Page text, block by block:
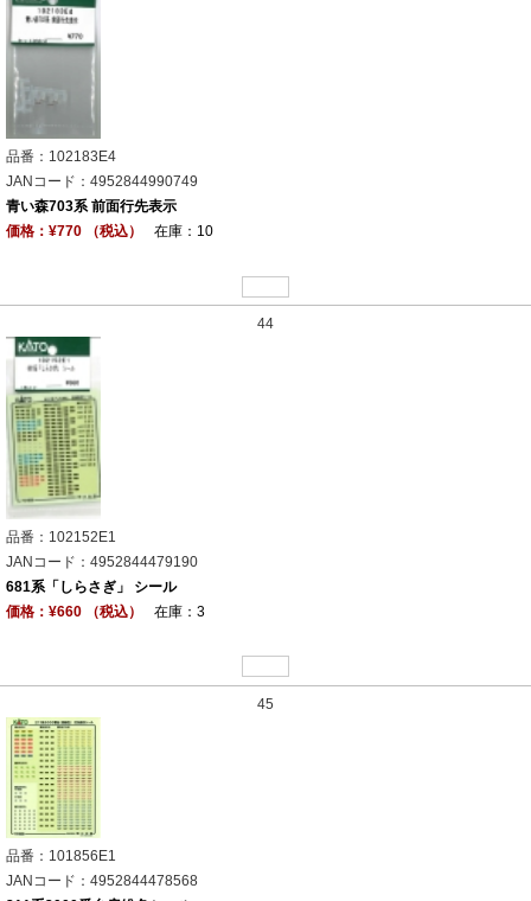
品番：102183E4
JANコード：4952844990749
青い森703系 前面行先表示
価格：¥770 （税込）
在庫：10
44
品番：102152E1
JANコード：4952844479190
681系「しらさぎ」 シール
価格：¥660 （税込）
在庫：3
45
品番：101856E1
JANコード：4952844478568